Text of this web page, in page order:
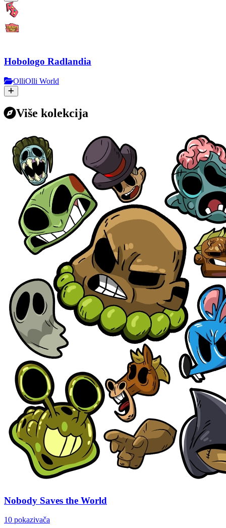
Hobologo Radlandia
OlliOlli World
Više kolekcija
Nobody Saves the World
10 pokazivača